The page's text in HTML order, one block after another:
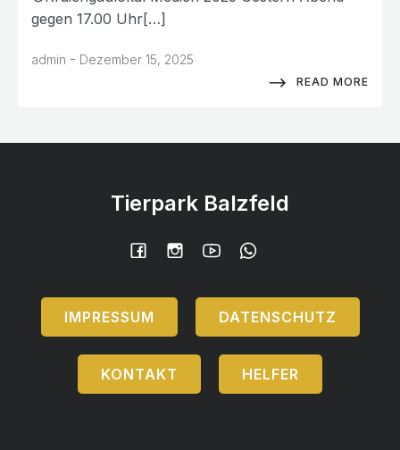
gegen 17.00 Uhr[…]
admin - Dezember 15, 2025
READ MORE
Tierpark Balzfeld
IMPRESSUM DATENSCHUTZ
KONTAKT HELFER